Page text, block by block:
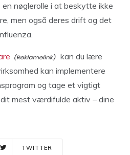
nøglerolle i at beskytte ikke
men også deres drift og det
kan du lære
kan implementere
og tage et vigtigt
mest værdifulde aktiv – dine
TWITTER